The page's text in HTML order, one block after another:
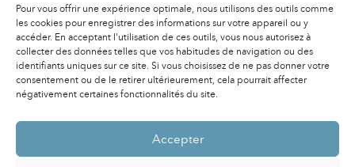
Pour vous offrir une expérience optimale, nous utilisons des outils comme
les cookies pour enregistrer des informations sur votre appareil ou y
accéder. En acceptant l'utilisation de ces outils, vous nous autorisez à
collecter des données telles que vos habitudes de navigation ou des
identifiants uniques sur ce site. Si vous choisissez de ne pas donner votre
consentement ou de le retirer ultérieurement, cela pourrait affecter
négativement certaines fonctionnalités du site.
Accepter
ACCESSIBILITÉ | AGENDA | ASSOCIATIONS
|
CONTACTS
PUBLICATIONS ESPACE PRESSE